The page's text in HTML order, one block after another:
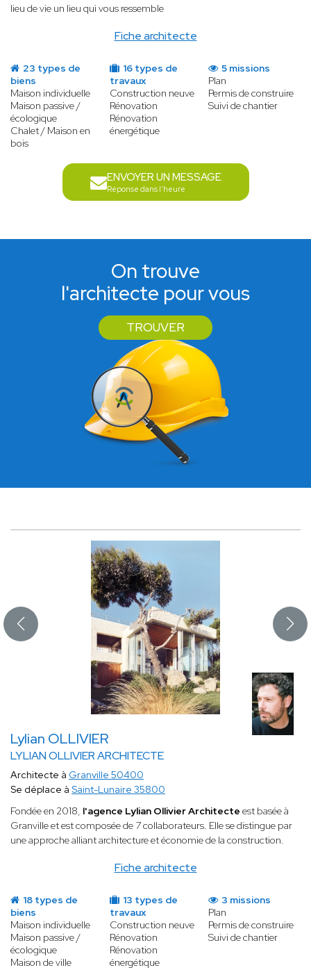
Fiche architecte
lieu de vie un lieu qui vous ressemble
23 types de
biens
Maison individuelle
Maison passive /
écologique
Chalet / Maison en
bois
16 types de
travaux
Construction neuve
Rénovation
Rénovation
énergétique
5 missions
Plan
Permis de construire
Suivi de chantier
ENVOYER UN MESSAGE
Réponse dans l'heure
On trouve
l'architecte pour vous
TROUVER
Lylian OLLIVIER
LYLIAN OLLIVIER ARCHITECTE
Fiche architecte
Architecte à Granville 50400
Se déplace à Saint-Lunaire 35800
Fondée en 2018, l'agence Lylian Ollivier Architecte est basée à
Granville et est composée de 7 collaborateurs. Elle se distingue par
une approche alliant architecture et économie de la construction.
18 types de
biens
Maison individuelle
Maison passive /
écologique
Maison de ville
13 types de
travaux
Construction neuve
Rénovation
Rénovation
énergétique
3 missions
Plan
Permis de construire
Suivi de chantier